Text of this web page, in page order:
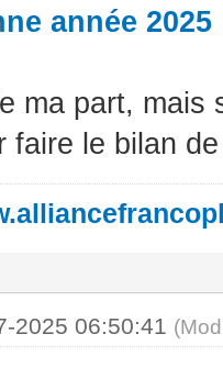
année 2025
ma part, mais
faire le bilan
2025 06:50:41